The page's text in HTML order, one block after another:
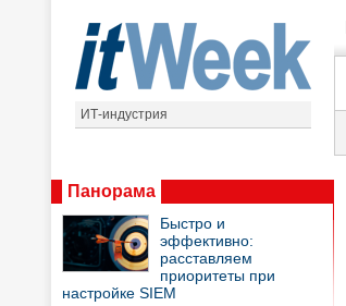
ИТ-индустрия
Панорама
Быстро и
эффективно:
расставляем
приоритеты при
настройке SIEM